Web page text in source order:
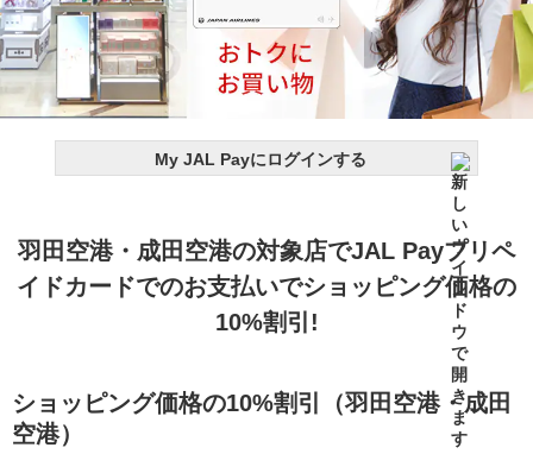
My JAL Payにログインする
羽田空港・成田空港の対象店でJAL Payプリペ
イドカードでのお支払いでショッピング価格の
10%割引!
ショッピング価格の10%割引（羽田空港・成田
空港）